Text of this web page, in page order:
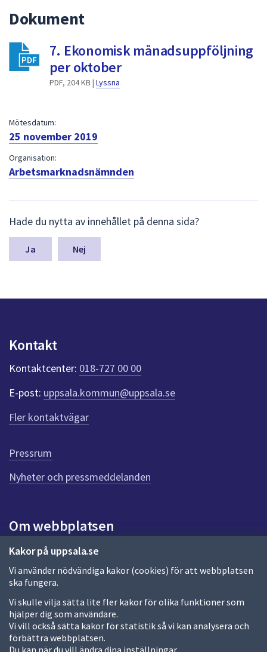
för
Kakor på uppsala.se
Vi använder nödvändiga kakor (cookies) för att webbplatsen
ska fungera.
Vi skulle vilja sätta lite fler kakor för olika funktioner som
hjälper dig som användare.
Vi vill också sätta kakor för statistik så vi kan analysera och
förbättra webbplatsen.
Du kan när du vill ändra dina inställningar.
Dokument
7. Ekonomisk månadsuppföljning
per oktober
PDF, 204 KB | Lyssna
Mötesdatum:
25 november 2019
Organisation:
Arbetsmarknadsnämnden
ä
m
a
n
k
t
e
r
f
ö
r
e
n
n
a
d
a
Hade du nytta av innehållet på denna sida?
Nej
Kontakt
Kontaktcenter: 018-727 00 00
E-post: uppsala.kommun@uppsala.se
Fler kontaktvägar
Pressrum
Nyheter och pressmeddelanden
Om webbplatsen
Om webbplatsen
Allmänna handlingar och diarium
Behandling av personuppgifter
Kakor
Språk (other languages)